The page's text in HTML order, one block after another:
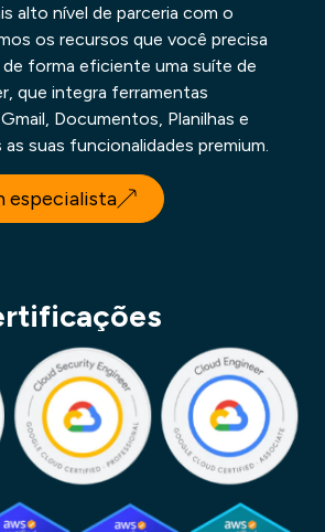
alto nível de parceria com o
os recursos que você precisa
de forma eficiente uma suíte de
que integra ferramentas
Documentos, Planilhas e
suas funcionalidades premium.
especialista